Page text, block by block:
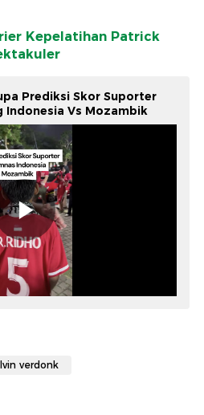
Kepelatihan Patrick
Prediksi Skor Suporter
Indonesia Vs Mozambik
verdonk